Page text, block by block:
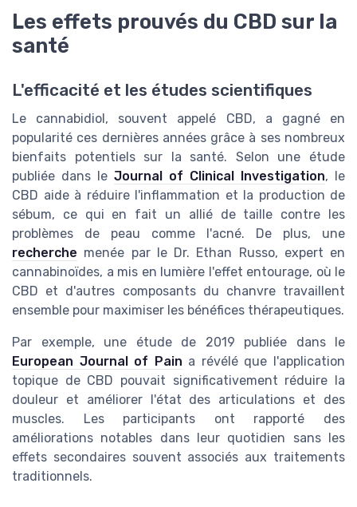
Les effets prouvés du CBD sur la
santé
L'efficacité et les études scientifiques
Le cannabidiol, souvent appelé CBD, a gagné en
popularité ces dernières années grâce à ses nombreux
bienfaits potentiels sur la santé. Selon une étude
publiée dans le Journal of Clinical Investigation, le
CBD aide à réduire l'inflammation et la production de
sébum, ce qui en fait un allié de taille contre les
problèmes de peau comme l'acné. De plus, une
recherche menée par le Dr. Ethan Russo, expert en
cannabinoïdes, a mis en lumière l'effet entourage, où le
CBD et d'autres composants du chanvre travaillent
ensemble pour maximiser les bénéfices thérapeutiques.
Par exemple, une étude de 2019 publiée dans le
European Journal of Pain a révélé que l'application
topique de CBD pouvait significativement réduire la
douleur et améliorer l'état des articulations et des
muscles. Les participants ont rapporté des
améliorations notables dans leur quotidien sans les
effets secondaires souvent associés aux traitements
traditionnels.